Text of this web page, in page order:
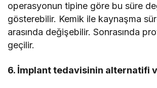
operasyonun tipine göre bu süre
gösterebilir. Kemik ile kaynaşma
arasında değişebilir. Sonrasında
geçilir.
6. İmplant tedavisinin alternatifi